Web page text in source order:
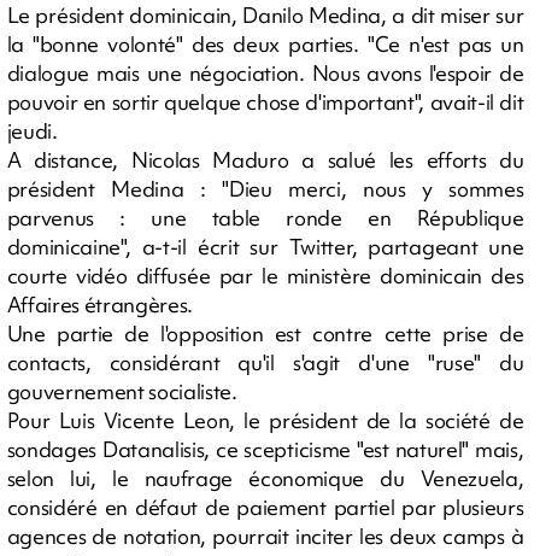
Le président dominicain, Danilo Medina, a dit miser sur
la "bonne volonté" des deux parties. "Ce n'est pas un
dialogue mais une négociation. Nous avons l'espoir de
pouvoir en sortir quelque chose d'important", avait-il dit
jeudi.
A distance, Nicolas Maduro a salué les efforts du
président Medina : "Dieu merci, nous y sommes
parvenus : une table ronde en République
dominicaine", a-t-il écrit sur Twitter, partageant une
courte vidéo diffusée par le ministère dominicain des
Affaires étrangères.
Une partie de l'opposition est contre cette prise de
contacts, considérant qu'il s'agit d'une "ruse" du
gouvernement socialiste.
Pour Luis Vicente Leon, le président de la société de
sondages Datanalisis, ce scepticisme "est naturel" mais,
selon lui, le naufrage économique du Venezuela,
considéré en défaut de paiement partiel par plusieurs
agences de notation, pourrait inciter les deux camps à